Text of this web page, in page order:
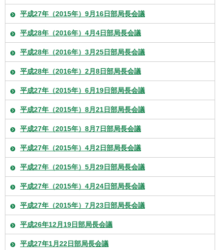
平成27年（2015年）9月16日部局長会議
平成28年（2016年）4月4日部局長会議
平成28年（2016年）3月25日部局長会議
平成28年（2016年）2月8日部局長会議
平成27年（2015年）6月19日部局長会議
平成27年（2015年）8月21日部局長会議
平成27年（2015年）8月7日部局長会議
平成27年（2015年）4月2日部局長会議
平成27年（2015年）5月29日部局長会議
平成27年（2015年）4月24日部局長会議
平成27年（2015年）7月23日部局長会議
平成26年12月19日部局長会議
平成27年1月22日部局長会議